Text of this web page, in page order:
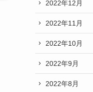
2022年12月
2022年11月
2022年10月
2022年9月
2022年8月